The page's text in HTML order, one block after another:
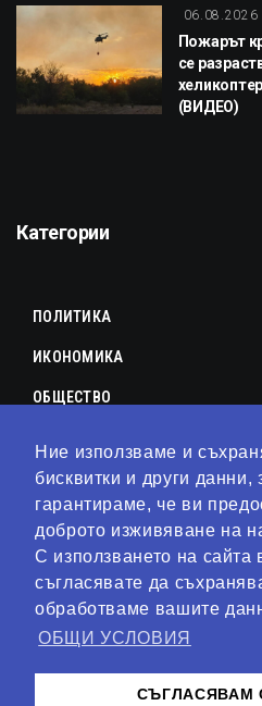
Ние използваме и
бисквитки и други данни,
гарантираме, че ви
доброто изживяване на
С използването на сайта
съгласявате да
обработваме вашите
ОБЩИ УСЛОВИЯ
СЪГЛАСЯВАМ
06.08.2026
Пожарът
се
(ВИДЕО)
Категории
ПОЛИТИКА
ИКОНОМИКА
ОБЩЕСТВО
КУЛТУРА
ЛАЙФСТАЙЛ
ТЕХНОЛОГИИ
АНАЛИЗИ
СВЯТ